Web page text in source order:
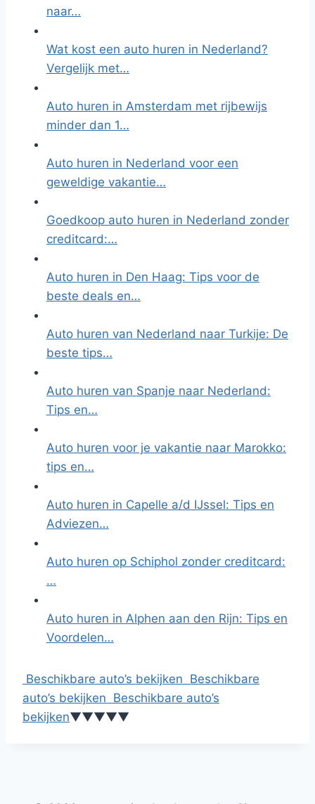
naar…
Wat kost een auto huren in Nederland?
Vergelijk met…
Auto huren in Amsterdam met rijbewijs
minder dan 1…
Auto huren in Nederland voor een
geweldige vakantie…
Goedkoop auto huren in Nederland zonder
creditcard:…
Auto huren in Den Haag: Tips voor de
beste deals en…
Auto huren van Nederland naar Turkije: De
beste tips…
Auto huren van Spanje naar Nederland:
Tips en…
Auto huren voor je vakantie naar Marokko:
tips en…
Auto huren in Capelle a/d IJssel: Tips en
Adviezen…
Auto huren op Schiphol zonder creditcard:
…
Auto huren in Alphen aan den Rijn: Tips en
Voordelen…
Beschikbare auto’s bekijken Beschikbare
auto’s bekijken Beschikbare auto’s
bekijken▼▼▼▼▼